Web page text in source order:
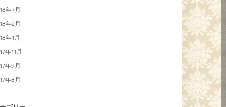
年7月
年2月
年1月
年11月
年9月
年8月